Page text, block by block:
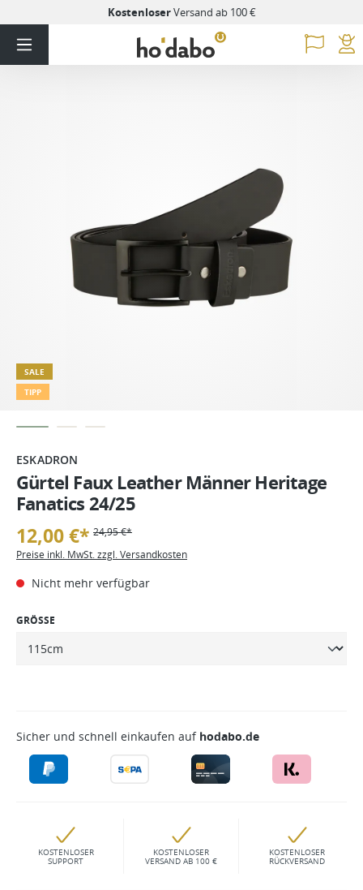
KostenloserVersand ab 100 €
SALE
TIPP
ESKADRON
Gürtel Faux Leather Männer Heritage
Fanatics 24/25
12,00 €* 24,95 €*
Preise inkl. MwSt. zzgl. Versandkosten
Nicht mehr verfügbar
GRÖSSE
Sicher und schnell einkaufen auf hodabo.de
KOSTENLOSER
SUPPORT
KOSTENLOSER
VERSAND AB 100 €
KOSTENLOSER
RÜCKVERSAND